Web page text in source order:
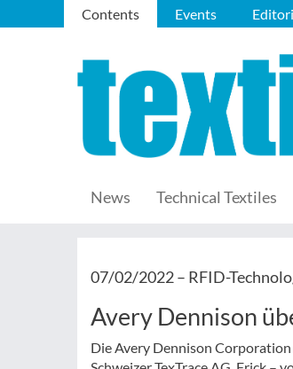
Contents Events
News Technical Textiles
07/02/2022 – RFID-
Avery Dennison
Die Avery Dennison